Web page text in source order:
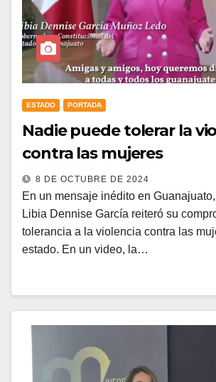
ESTADO PORTADA
Nadie puede tolerar la
contra las mujeres
8 DE OCTUBRE DE 2024
En un mensaje inédito en
Libia Dennise García reiteró su
tolerancia a la violencia contra las
estado. En un video, la…